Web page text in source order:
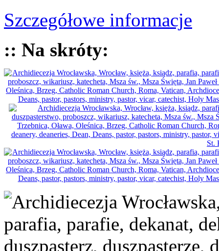
Szczegółowe informacje
:: Na skróty: